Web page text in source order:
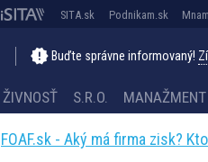
SITA.sk Podnikam.sk
Buďte správne informovaný!
ŽIVNOSŤ S.R.O. MANAŽMENT
FOAF.sk - Aký má firma zisk?